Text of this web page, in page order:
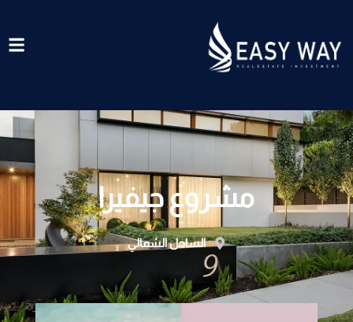
المحتوى
مشروع جيفيرا
الساحل الشمالي